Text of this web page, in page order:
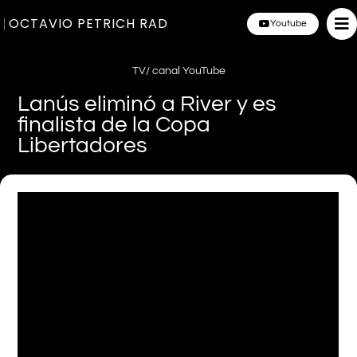
OCTAVIO PETRICH RAD Youtube
TV/ canal YouTube
Lanús eliminó a River y es
finalista de la Copa
Libertadores